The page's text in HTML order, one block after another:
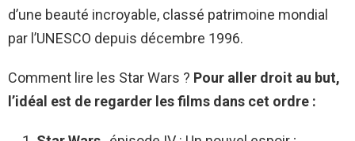
d’une beauté incroyable, classé patrimoine mondial
par l’UNESCO depuis décembre 1996.
Comment lire les Star Wars ? Pour aller droit au but,
l’idéal est de regarder les films dans cet ordre :